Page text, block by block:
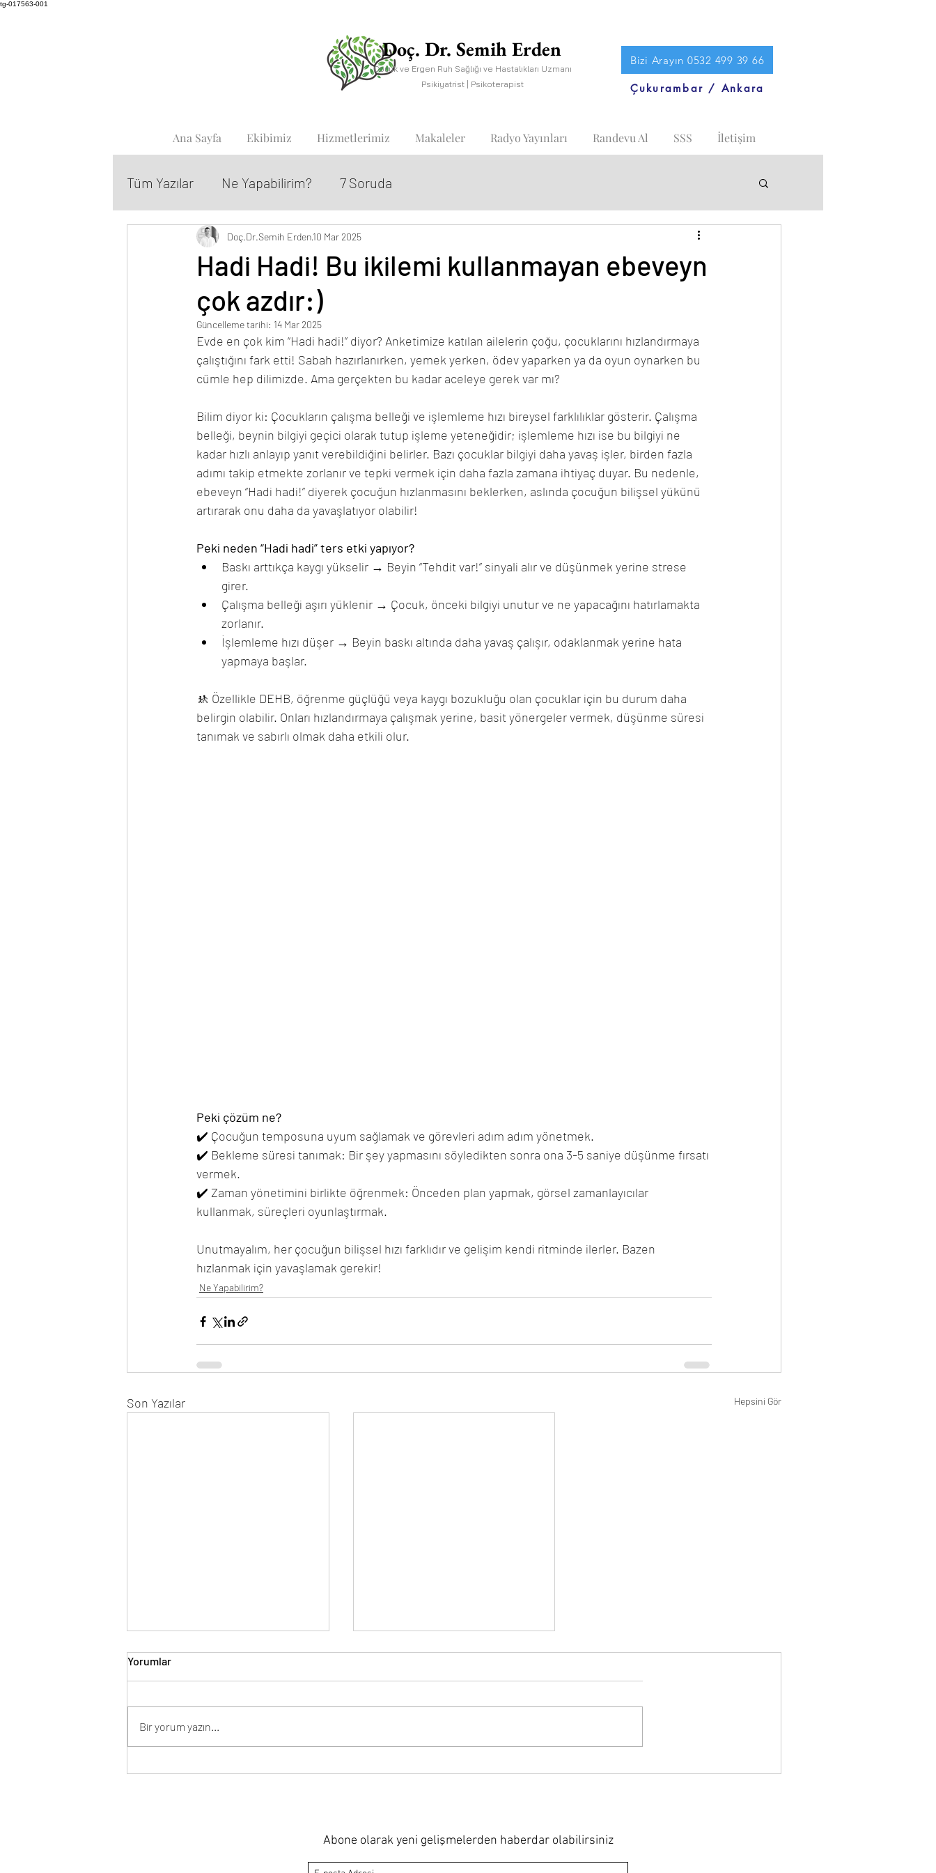
tg-017563-001
Doç. Dr. Semih Erden
Çocuk ve Ergen Ruh Sağlığı ve Hastalıkları Uzmanı
Psikiyatrist | Psikoterapist
Bizi Arayın 0532 499 39 66
Çukurambar / Ankara
Ana Sayfa Ekibimiz Hizmetlerimiz Makaleler Radyo Yayınları Randevu Al SSS İletişim
Tüm Yazılar Ne Yapabilirim? 7 Soruda
Hadi Hadi! Bu ikilemi kullanmayan ebeveyn
çok azdır:)
Doç.Dr.Semih Erden10 Mar 2025
Güncelleme tarihi: 14 Mar 2025
Evde en çok kim “Hadi hadi!” diyor? Anketimize katılan ailelerin çoğu, çocuklarını hızlandırmaya
çalıştığını fark etti! Sabah hazırlanırken, yemek yerken, ödev yaparken ya da oyun oynarken bu
cümle hep dilimizde. Ama gerçekten bu kadar aceleye gerek var mı?
Bilim diyor ki: Çocukların çalışma belleği ve işlemleme hızı bireysel farklılıklar gösterir. Çalışma
belleği, beynin bilgiyi geçici olarak tutup işleme yeteneğidir; işlemleme hızı ise bu bilgiyi ne
kadar hızlı anlayıp yanıt verebildiğini belirler. Bazı çocuklar bilgiyi daha yavaş işler, birden fazla
adımı takip etmekte zorlanır ve tepki vermek için daha fazla zamana ihtiyaç duyar. Bu nedenle,
ebeveyn “Hadi hadi!” diyerek çocuğun hızlanmasını beklerken, aslında çocuğun bilişsel yükünü
artırarak onu daha da yavaşlatıyor olabilir!
Peki neden “Hadi hadi” ters etki yapıyor?
Baskı arttıkça kaygı yükselir → Beyin “Tehdit var!” sinyali alır ve düşünmek yerine strese
girer.
Çalışma belleği aşırı yüklenir → Çocuk, önceki bilgiyi unutur ve ne yapacağını hatırlamakta
zorlanır.
İşlemleme hızı düşer → Beyin baskı altında daha yavaş çalışır, odaklanmak yerine hata
yapmaya başlar.
🚸 Özellikle DEHB, öğrenme güçlüğü veya kaygı bozukluğu olan çocuklar için bu durum daha
belirgin olabilir. Onları hızlandırmaya çalışmak yerine, basit yönergeler vermek, düşünme süresi
tanımak ve sabırlı olmak daha etkili olur.
Peki çözüm ne?
✔️ Çocuğun temposuna uyum sağlamak ve görevleri adım adım yönetmek.
✔️ Bekleme süresi tanımak: Bir şey yapmasını söyledikten sonra ona 3-5 saniye düşünme fırsatı
vermek.
✔️ Zaman yönetimini birlikte öğrenmek: Önceden plan yapmak, görsel zamanlayıcılar
kullanmak, süreçleri oyunlaştırmak.
Unutmayalım, her çocuğun bilişsel hızı farklıdır ve gelişim kendi ritminde ilerler. Bazen
hızlanmak için yavaşlamak gerekir!
Ne Yapabilirim?
Son Yazılar Hepsini Gör
Yorumlar
Bir yorum yazın...
Abone olarak yeni gelişmelerden haberdar olabilirsiniz